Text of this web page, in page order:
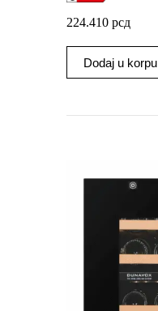
224.410 рсд
Dodaj u korpu